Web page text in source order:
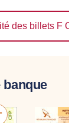
des billets F
banque